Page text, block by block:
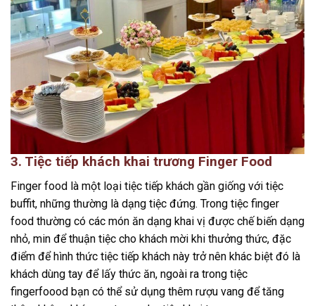
3. Tiệc tiếp khách khai trương Finger Food
Finger food là một loại tiệc tiếp khách gần giống với tiệc
buffit, những thường là dạng tiệc đứng. Trong tiệc finger
food thường có các món ăn dạng khai vị được chế biến dạng
nhỏ, min để thuận tiệc cho khách mời khi thưởng thức, đặc
điểm để hình thức tiệc tiếp khách này trở nên khác biệt đó là
khách dùng tay để lấy thức ăn, ngoài ra trong tiệc
fingerfoood bạn có thể sử dụng thêm rượu vang để tăng